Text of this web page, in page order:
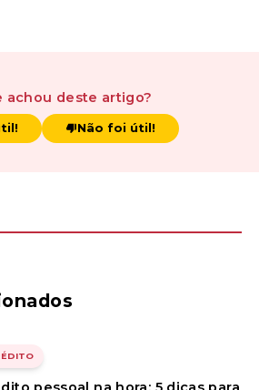
achou deste artigo?
Não foi útil!